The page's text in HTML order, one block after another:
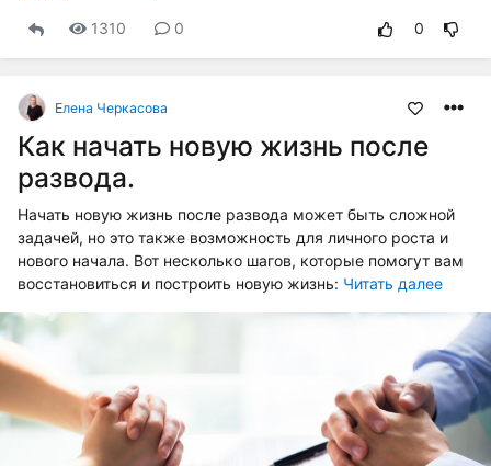
1310 0 0
Елена Черкасова
Как начать новую жизнь после
развода.
Начать новую жизнь после развода может быть сложной
задачей, но это также возможность для личного роста и
нового начала. Вот несколько шагов, которые помогут вам
восстановиться и построить новую жизнь: Читать далее